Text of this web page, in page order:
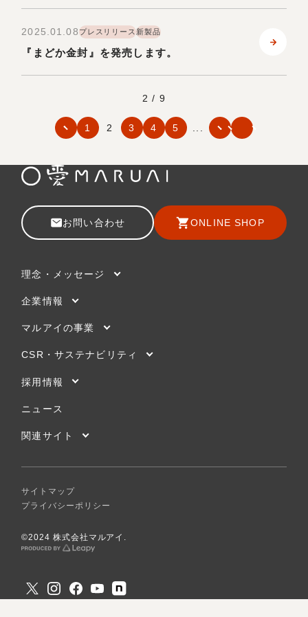
2025.01.08プレスリリース新製品
『まどか金封』を発売します。
2 / 9
1 2 3 4 5
お問い合わせ ONLINE SHOP
理念・メッセージ
企業情報
マルアイの事業
CSR・サステナビリティ
採用情報
ニュース
関連サイト
サイトマップ
プライバシーポリシー
©2024 株式会社マルアイ.